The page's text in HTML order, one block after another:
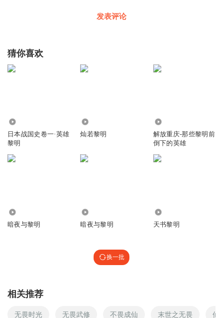
发表评论
猜你喜欢
日本战国史卷一·英雄
黎明
灿若黎明
解放重庆-那些黎明前
倒下的英雄
暗夜与黎明 暗夜与黎明 天书黎明
换一批
相关推荐
无畏时光 无畏武修 不畏成仙 末世之无畏 仙